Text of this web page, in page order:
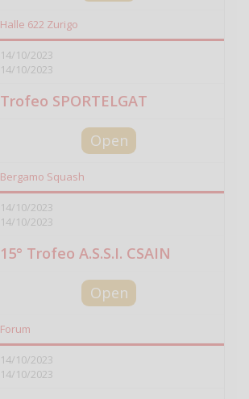
Halle 622 Zurigo
14/10/2023
14/10/2023
Trofeo SPORTELGAT
Open
Bergamo Squash
14/10/2023
14/10/2023
15° Trofeo A.S.S.I. CSAIN
Open
Forum
14/10/2023
14/10/2023